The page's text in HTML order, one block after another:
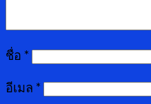
ชื่อ *
อีเมล *